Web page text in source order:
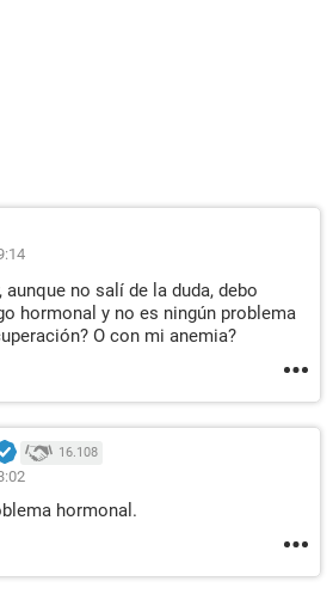
aunque no salí de la duda, debo
hormonal y no es ningún problema
O con mi anemia?
16.108
hormonal.